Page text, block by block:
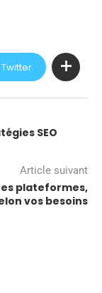
Twitter
SEO
Article suivant
plateformes,
vos besoins